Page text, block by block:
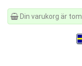
Din varukorg är tom.